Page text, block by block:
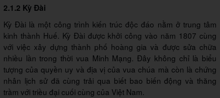
2.1.2 Kỳ Đài
Kỳ Đài là một công trình kiến trúc độc đáo nằm ở trung tâm
kinh thành Huế. Kỳ Đài được khởi công vào năm 1807 cùng
với việc xây dựng thành phố hoàng gia và được sửa chữa
nhiều lần trong thời vua Minh Mạng. Đây không chỉ là biểu
tượng của quyền uy và địa vị của vua chúa mà còn là chứng
nhân lịch sử đã cùng trải qua biết bao biến động và thăng
trầm với triều đại cuối cùng của Việt Nam.